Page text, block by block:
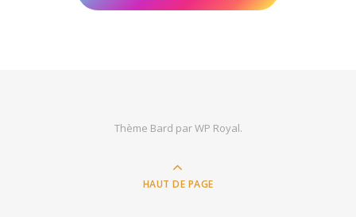
Thème Bard parWP Royal.
HAUT DE PAGE